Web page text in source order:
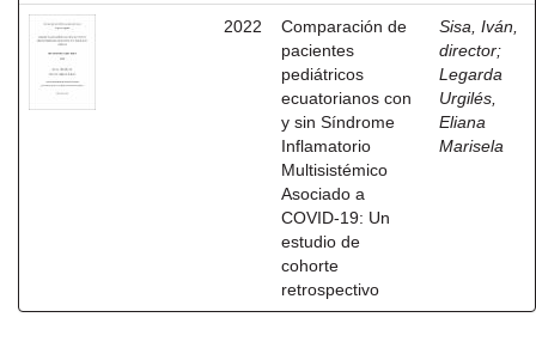
2022
Comparación de
pacientes
pediátricos
ecuatorianos con
y sin Síndrome
Inflamatorio
Multisistémico
Asociado a
COVID-19: Un
estudio de
cohorte
retrospectivo
Sisa, Iván,
director;
Legarda
Urgilés,
Eliana
Marisela